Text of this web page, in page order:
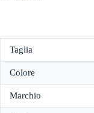
Taglia
Colore
Marchio